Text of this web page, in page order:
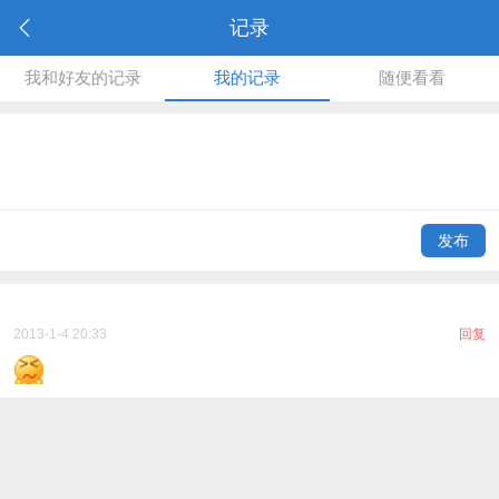
记录
我和好友的记录 我的记录 随便看看
发布
2013-1-4 20:33 回复